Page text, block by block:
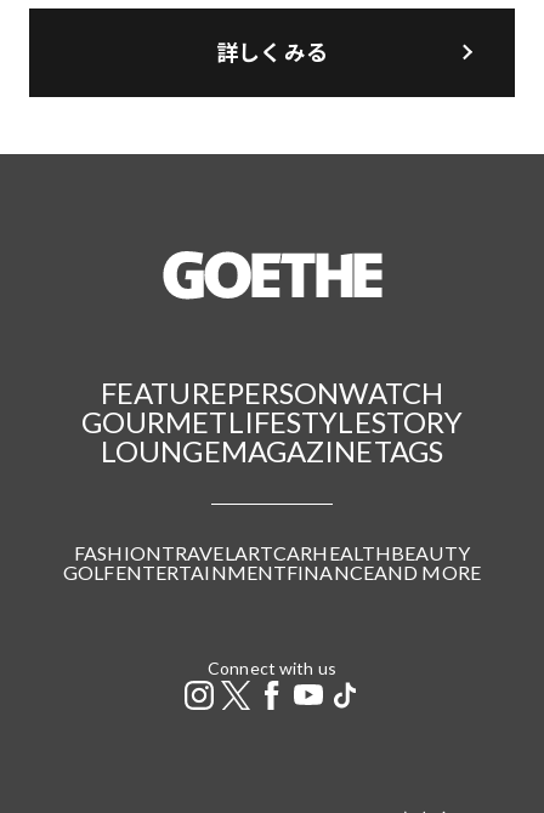
詳しくみる
FEATUREPERSONWATCH
GOURMETLIFESTYLESTORY
LOUNGEMAGAZINETAGS
FASHIONTRAVELARTCARHEALTHBEAUTY
GOLFENTERTAINMENTFINANCEAND MORE
Connect with us